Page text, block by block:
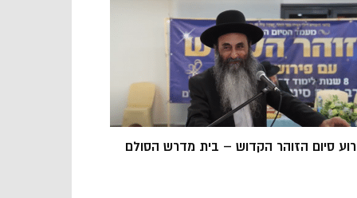
סיום הזוהר הקדוש – בית מדרש הסולם